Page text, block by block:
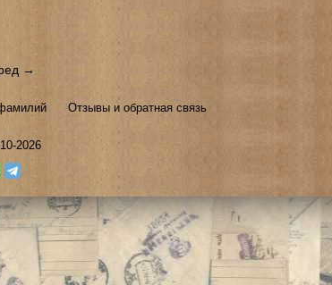
→
Отзывы и обратная связь
2026